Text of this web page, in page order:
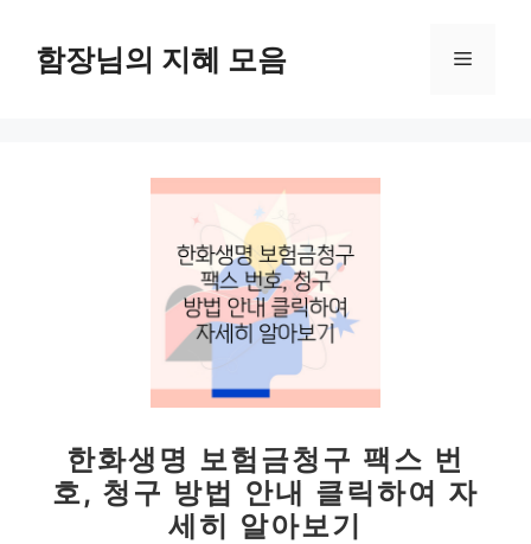
함장님의 지혜 모음 메
한화생명 보험금청구 팩스 번
호, 청구 방법 안내 클릭하여 자
세히 알아보기